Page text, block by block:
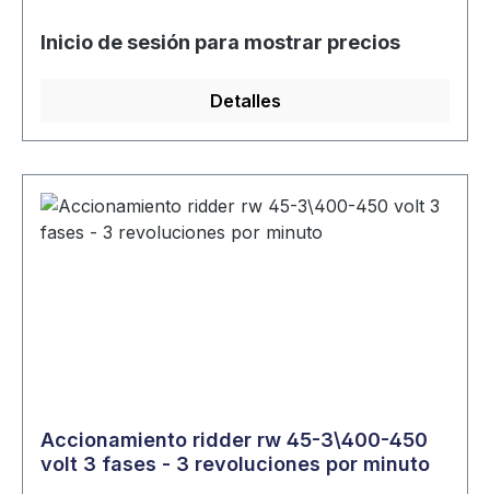
Inicio de sesión para mostrar precios
Detalles
Accionamiento ridder rw 45-3\400-450
volt 3 fases - 3 revoluciones por minuto